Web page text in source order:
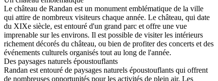
Le château de Randan est un monument emblématique de la ville
qui attire de nombreux visiteurs chaque année. Le château, qui date
du XIXe siècle, est entouré d'un grand parc et offre une vue
imprenable sur les environs. Il est possible de visiter les intérieurs
richement décorés du château, ou bien de profiter des concerts et des
événements culturels organisés tout au long de l'année.
Des paysages naturels époustouflants
Randan est entouré de paysages naturels époustouflants qui offrent
de nombreuses opportunités pour les activités de plein air. Les